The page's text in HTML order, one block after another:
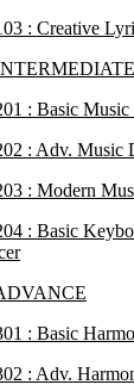
: Creative
: Basic Music
: Adv. Music
: Modern
: Basic
: Basic
: Adv.